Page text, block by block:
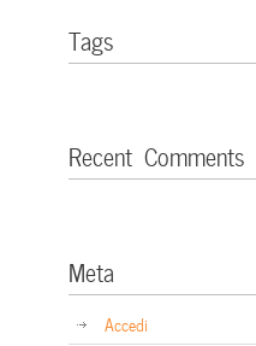
Tags
Recent Comments
Meta
Accedi